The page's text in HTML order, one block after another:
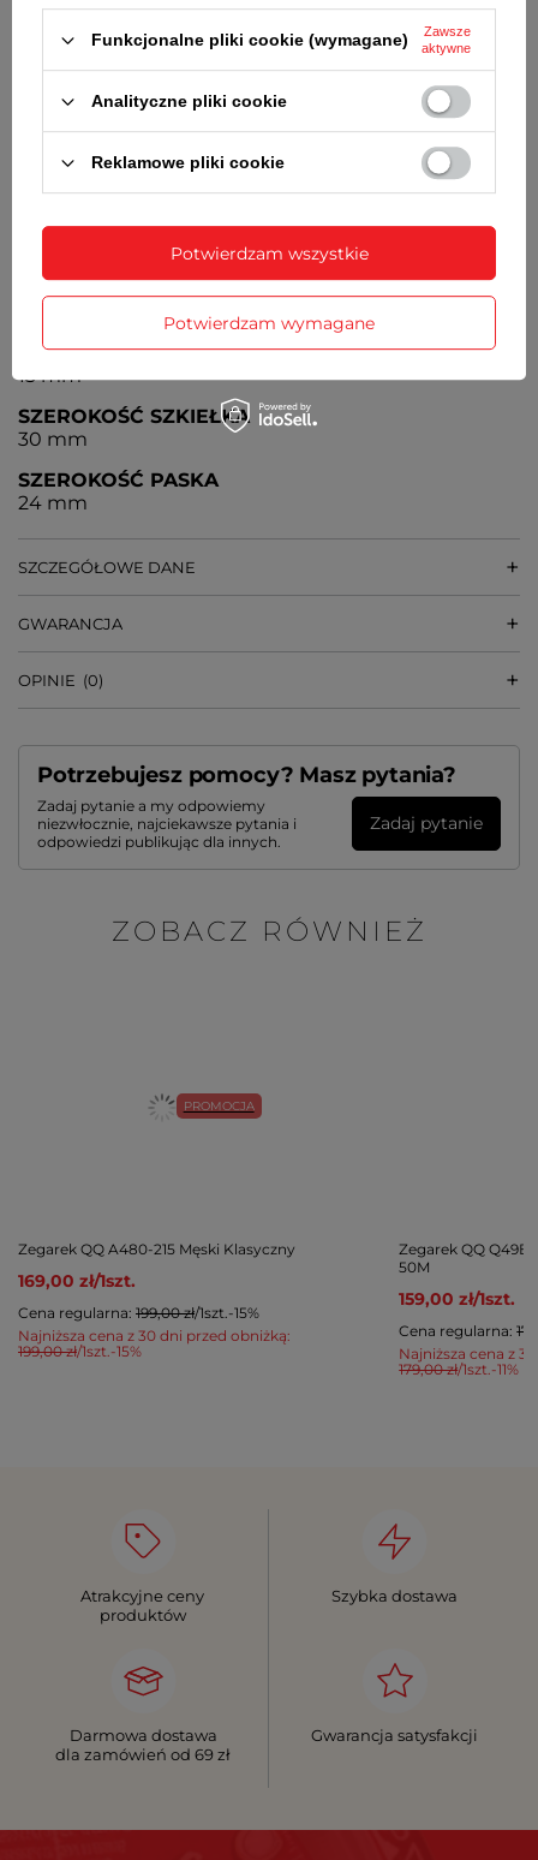
STOPER
BATERIA
Czas działania zegarka bez konieczności wymiany
MECHANIZM
SZEROKOŚĆ KOPERTY
GRUBOŚĆ KOPERTY
13 mm
SZEROKOŚĆ SZKIEŁKA
30 mm
SZEROKOŚĆ PASKA
24 mm
SZCZEGÓŁOWE DANE
GWARANCJA
OPINIE (0)
Potrzebujesz pomocy? Masz pytania?
Zadaj pytanie a my odpowiemy
niezwłocznie, najciekawsze pytania i
odpowiedzi publikując dla innych.
Zadaj pytanie
ZOBACZ RÓWNIEŻ
PROMOCJA
Zegarek QQ A480-215 Męski Klasyczny
169,00 zł/1szt.
Najniższa cena z 30 dni przed obniżką:
199,00 zł/1szt. -15%
Cena regularna: 199,00 zł/1szt. -15%
Zegarek QQ
50M
159,00 zł/1szt.
Najniższa cena z
179,00 zł/1szt. -11%
Cena regularna:
Atrakcyjne ceny
produktów
Szybka dostawa
Darmowa dostawa
dla zamówień od 69 zł
Gwarancja satysfakcji
Funkcjonalne pliki cookie (wymagane)
Zawsze
aktywne
Analityczne pliki cookie
Reklamowe pliki cookie
Potwierdzam wymagane
Potwierdzam wszystkie